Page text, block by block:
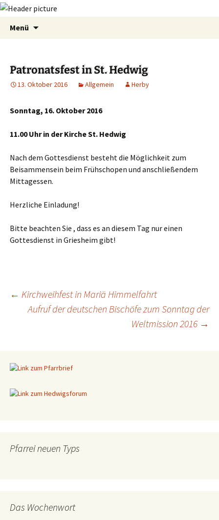
Menü
Patronatsfest in St. Hedwig
13. Oktober 2016 Allgemein Herby
Sonntag, 16. Oktober 2016
11.00 Uhr in der Kirche St. Hedwig
Nach dem Gottesdienst besteht die Möglichkeit zum
Beisammensein beim Frühschopen und anschließendem
Mittagessen.
Herzliche Einladung!
Bitte beachten Sie , dass es an diesem Tag nur einen
Gottesdienst in Griesheim gibt!
Beitragsnavigation
← Kirchweihfest in Mariä Himmelfahrt
Aufruf der deutschen Bischöfe zum Sonntag der
Weltmission 2016 →
Pfarrei neuen Typs
Das Wochenwort